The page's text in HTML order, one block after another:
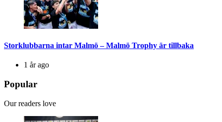
Storklubbarna intar Malmö – Malmö Trophy är tillbaka
1 år ago
Popular
Our readers love